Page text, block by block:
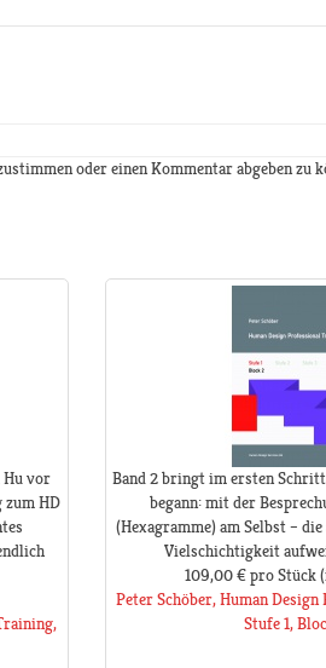
oder einen Kommentar abgeben zu
Hu vor
zum HD
Band 2 bringt im ersten Schritt
begann: mit der
(Hexagramme) am Selbst –
Vielschichtigkeit
109,00 €pro Stück
Peter Schöber, Human
Stufe 1,